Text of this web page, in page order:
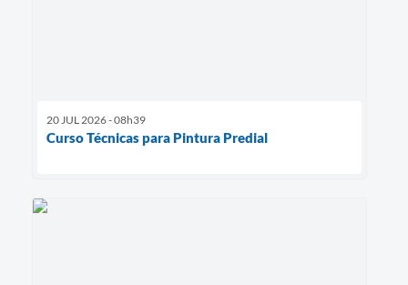
20 JUL 2026 - 08h39
Curso Técnicas para Pintura Predial